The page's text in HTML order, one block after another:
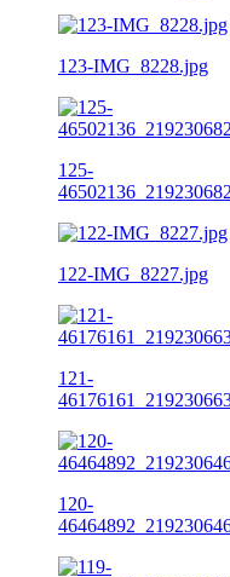
123-IMG_8228.jpg
125-
122-IMG_8227.jpg
121-
120-